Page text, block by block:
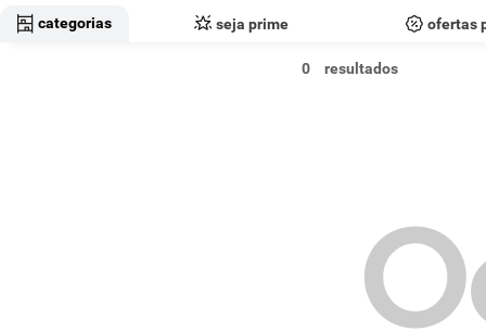
categorias seja prime ofertas
0
termos mais buscados
vinhos